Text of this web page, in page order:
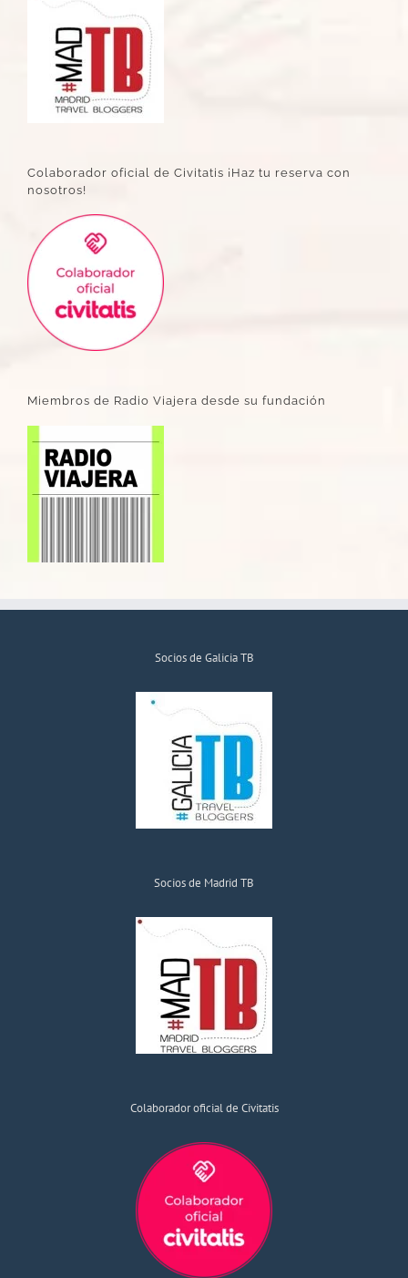
Colaborador oficial de Civitatis ¡Haz tu reserva con
nosotros!
Miembros de Radio Viajera desde su fundación
Socios de Galicia TB
Socios de Madrid TB
Colaborador oficial de Civitatis